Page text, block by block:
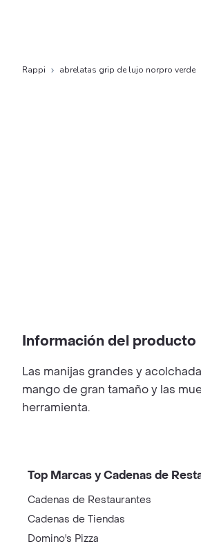
Rappi abrelatas grip de lujo norpro verde
Información del producto
Las manijas grandes y
mango de gran tamaño y las
herramienta.
Top Marcas y Cadenas de
Cadenas de Restaurantes
Cadenas de Tiendas
Domino's Pizza